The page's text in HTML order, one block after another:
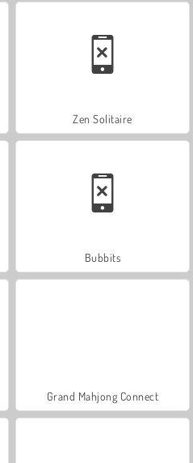
Zen Solitaire
Bubbits
Grand Mahjong Connect